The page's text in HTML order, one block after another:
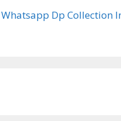
Whatsapp Dp Collection